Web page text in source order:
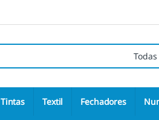
Tintas Textil Fechadores